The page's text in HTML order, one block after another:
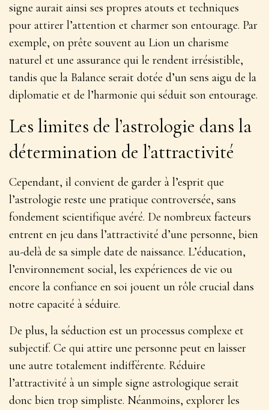
signe aurait ainsi ses propres atouts et techniques
pour attirer l’attention et charmer son entourage. Par
exemple, on prête souvent au Lion un charisme
naturel et une assurance qui le rendent irrésistible,
tandis que la Balance serait dotée d’un sens aigu de la
diplomatie et de l’harmonie qui séduit son entourage.
Les limites de l’astrologie dans la
détermination de l’attractivité
Cependant, il convient de garder à l’esprit que
l’astrologie reste une pratique controversée, sans
fondement scientifique avéré. De nombreux facteurs
entrent en jeu dans l’attractivité d’une personne, bien
au-delà de sa simple date de naissance. L’éducation,
l’environnement social, les expériences de vie ou
encore la confiance en soi jouent un rôle crucial dans
notre capacité à séduire.
De plus, la séduction est un processus complexe et
subjectif. Ce qui attire une personne peut en laisser
une autre totalement indifférente. Réduire
l’attractivité à un simple signe astrologique serait
donc bien trop simpliste. Néanmoins, explorer les